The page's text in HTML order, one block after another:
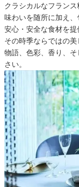
クラシカルなフラン
味わいを随所に加え、
安心・安全な食材を提
その時季ならではの
物語、色彩、香り、
さい。